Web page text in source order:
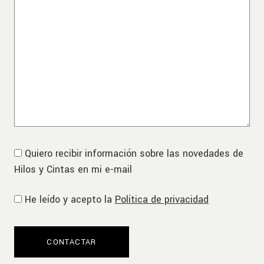
Quiero recibir información sobre las novedades de
Hilos y Cintas en mi e-mail
He leído y acepto la Política de privacidad